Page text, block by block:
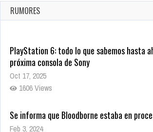
Ago 8, 2021
10005 Views
RUMORES
PlayStation 6: todo lo que sabemos hasta
próxima consola de Sony
Oct 17, 2025
1606 Views
Se informa que Bloodborne estaba en
Feb 3, 2024